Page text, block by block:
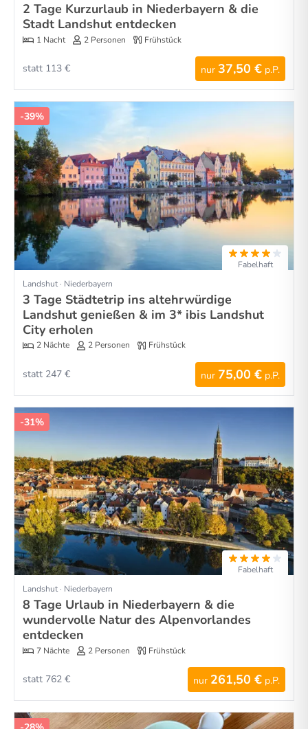
2 Tage Kurzurlaub in Niederbayern & die
Stadt Landshut entdecken
1 Nacht 2 Personen Frühstück
nur 37,50 € p.P.
statt 113 €
-39%
Fabelhaft
Landshut · Niederbayern
3 Tage Städtetrip ins altehrwürdige
Landshut genießen & im 3* ibis Landshut
City erholen
2 Nächte 2 Personen Frühstück
nur 75,00 € p.P.
statt 247 €
-31%
Fabelhaft
Landshut · Niederbayern
8 Tage Urlaub in Niederbayern & die
wundervolle Natur des Alpenvorlandes
entdecken
7 Nächte 2 Personen Frühstück
nur 261,50 € p.P.
statt 762 €